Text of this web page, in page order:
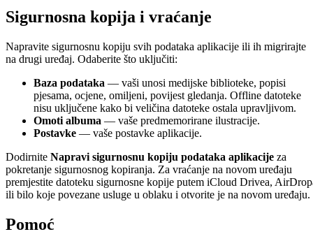
Sigurnosna kopija i vraćanje
Napravite sigurnosnu kopiju svih podataka aplikacije ili ih migrirajte
na drugi uređaj. Odaberite što uključiti:
Baza podataka — vaši unosi medijske biblioteke, popisi
pjesama, ocjene, omiljeni, povijest gledanja. Offline datoteke
nisu uključene kako bi veličina datoteke ostala upravljivom.
Omoti albuma — vaše predmemorirane ilustracije.
Postavke — vaše postavke aplikacije.
Dodirnite Napravi sigurnosnu kopiju podataka aplikacije za
pokretanje sigurnosnog kopiranja. Za vraćanje na novom uređaju
premjestite datoteku sigurnosne kopije putem iCloud Drivea,
ili bilo koje povezane usluge u oblaku i otvorite je na novom uređaju.
Pomoć